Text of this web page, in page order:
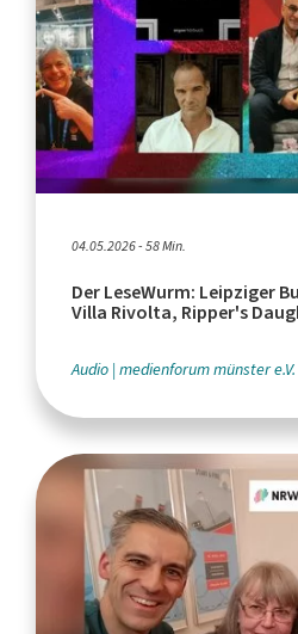
04.05.2026 - 58 Min.
Der LeseWurm: Leipziger
Villa Rivolta, Ripper's
Audio medienforum münster e.V.